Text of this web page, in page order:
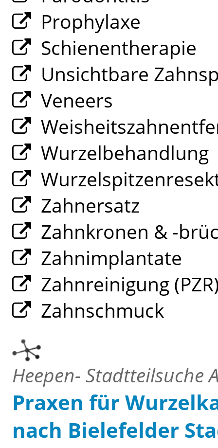
Prophylaxe
Schienentherapie
Unsichtbare
Veneers
Wurzelbehandlung
Zahnersatz
Zahnkronen & -
Zahnimplantate
Zahnreinigung
Zahnschmuck
Heepen- Stadtteilsuche
Praxen für
nach Bielefelder